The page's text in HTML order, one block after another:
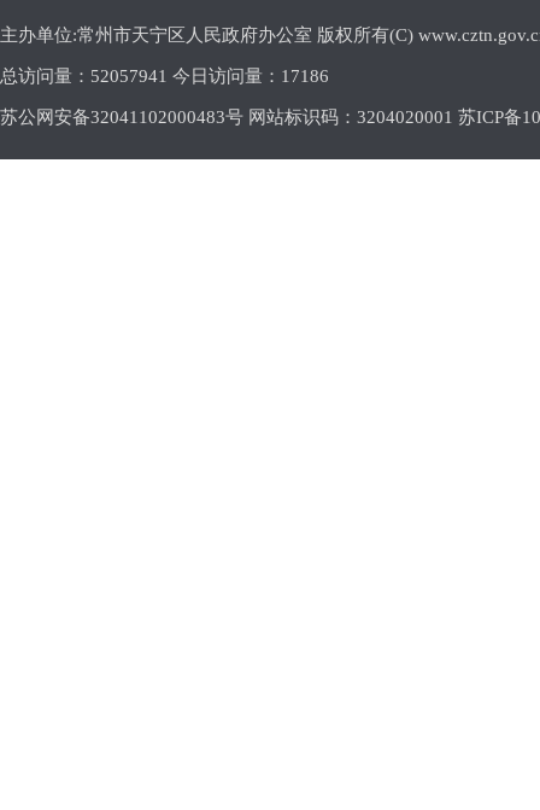
主办单位:常州市天宁区人民政府办公室 版权所有(C)
总访问量： 52057941 今日访问量： 17186
苏公网安备32041102000483号 网站标识码：3204020001 苏ICP备